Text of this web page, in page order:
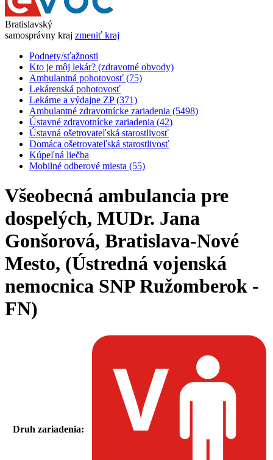
Bratislavský
samosprávny kraj zmeniť kraj
Podnety/sťažnosti
Kto je môj lekár? (zdravotné obvody)
Ambulantná pohotovosť (75)
Lekárenská pohotovosť
Lekárne a výdajne ZP (371)
Ambulantné zdravotnícke zariadenia (5498)
Ústavné zdravotnícke zariadenia (42)
Ústavná ošetrovateľská starostlivosť
Domáca ošetrovateľská starostlivosť
Kúpeľná liečba
Mobilné odberové miesta (55)
Všeobecná ambulancia pre
dospelých, MUDr. Jana
Gonšorová, Bratislava-Nové
Mesto, (Ústredná vojenská
nemocnica SNP Ružomberok -
FN)
Druh zariadenia: